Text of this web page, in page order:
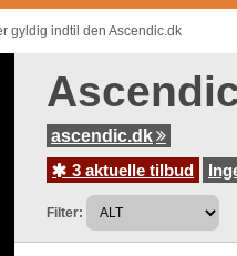
gyldig indtil den Ascendic.dk
ascendic.dk
3 aktuelle tilbud
Filter: